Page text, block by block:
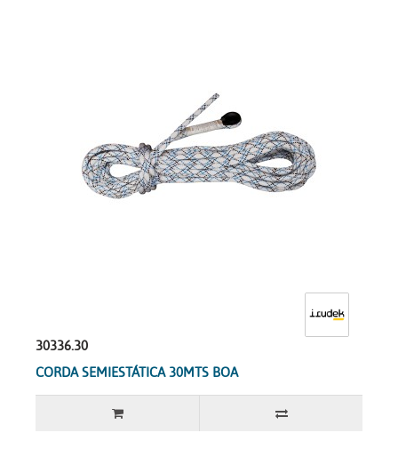
30336.30
CORDA SEMIESTÁTICA 30MTS BOA